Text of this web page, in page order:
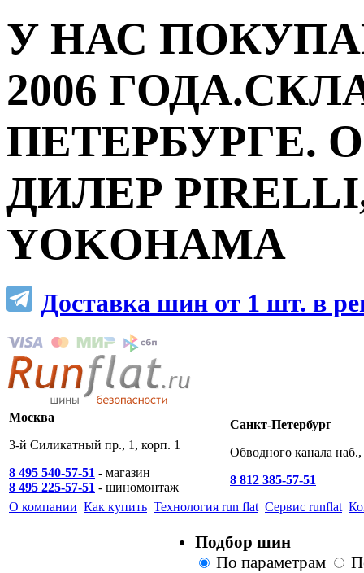
У НАС
2006
ПЕТЕРБУРГЕ.
ДИЛЕР
YOKOHAMA
Доставка шин от 1 шт. в
Москва
3-й Силикатный пр., 1, корп. 1
8 495 540-57-51 - магазин
8 495 225-57-51 - шиномонтаж
Санкт-Петербург
Обводного канала
8 812 385-57-51
О компании Как купить Технология run flat Сервис runflat
Подбор шин
По параметрам